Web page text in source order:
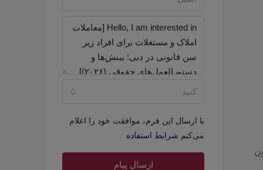
کنید
با ارسال این فرم، موافقت خود را اعلام
می‌کنم شرایط استفاده
ارسال پیام